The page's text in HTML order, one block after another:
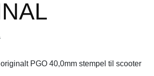
PGO 40,0mm stempel til scooter